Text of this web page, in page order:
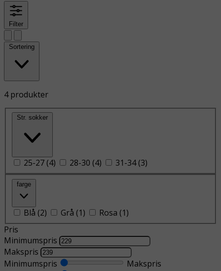
Filter
Sortering
4 produkter
Str. sokker
25-27 (4) 28-30 (4) 31-34 (3)
farge
Blå (2) Grå (1) Rosa (1)
Pris
Minimumspris
Makspris
Minimumspris
Makspris